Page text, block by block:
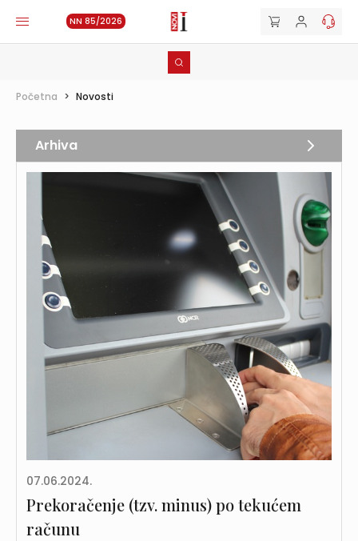
NN 85/2026
Početna > Novosti
07.06.2024.
Prekoračenje (tzv. minus) po tekućem
računu
Arhiva